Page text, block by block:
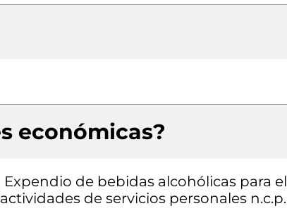
económicas?
de bebidas alcohólicas para el
de servicios personales n.c.p.